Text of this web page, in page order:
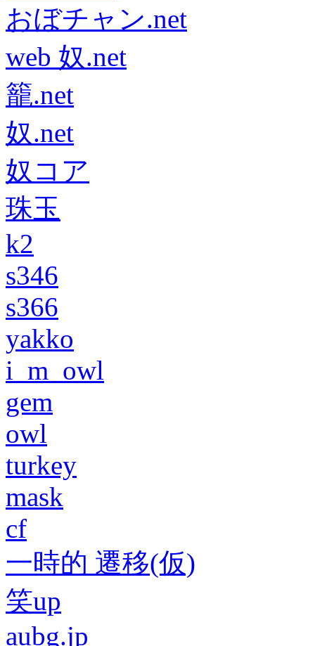
おぼチャン.net
web 奴.net
籠.net
奴.net
奴コア
珠玉
k2
s346
s366
yakko
i_m_owl
gem
owl
turkey
mask
cf
一時的 遷移(仮)
笑up
aubg.jp